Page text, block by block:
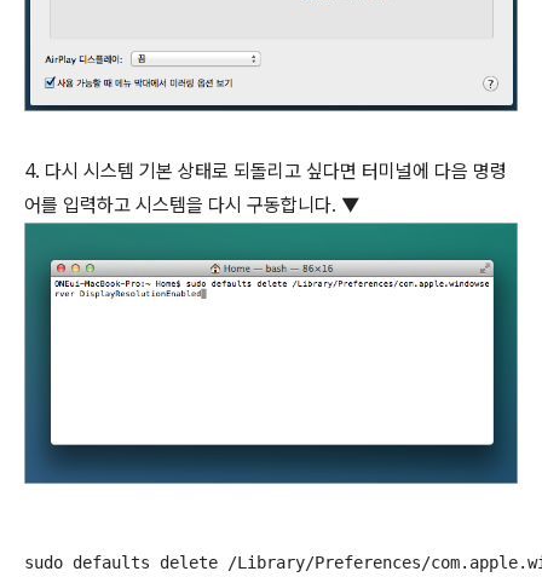
4. 다시 시스템 기본 상태로 되돌리고 싶다면 터미널에 다음 명령
어를 입력하고 시스템을 다시 구동합니다. ▼
sudo defaults delete /Library/Preferences/